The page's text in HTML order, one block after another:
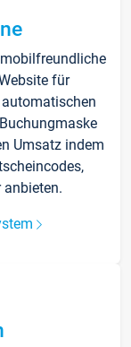
für
Umsatz indem
anbieten.